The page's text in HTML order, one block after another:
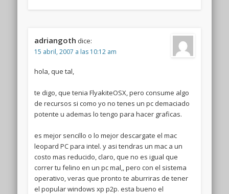
adriangoth dice:
15 abril, 2007 a las 10:12 am
hola, que tal,
te digo, que tenia FlyakiteOSX, pero consume algo
de recursos si como yo no tenes un pc demaciado
potente u ademas lo tengo para hacer graficas.
es mejor sencillo o lo mejor descargate el mac
leopard PC para intel. y asi tendras un mac a un
costo mas reducido, claro, que no es igual que
correr tu felino en un pc mal,, pero con el sistema
operativo, veras que pronto te aburriras de tener
el popular windows xp p2p. esta bueno el